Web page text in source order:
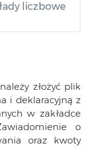
liczbowe
złożyć plik
i deklaracyjną z
w zakładce
o
oraz kwoty